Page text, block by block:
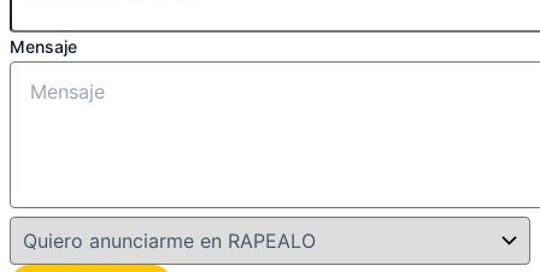
Mensaje